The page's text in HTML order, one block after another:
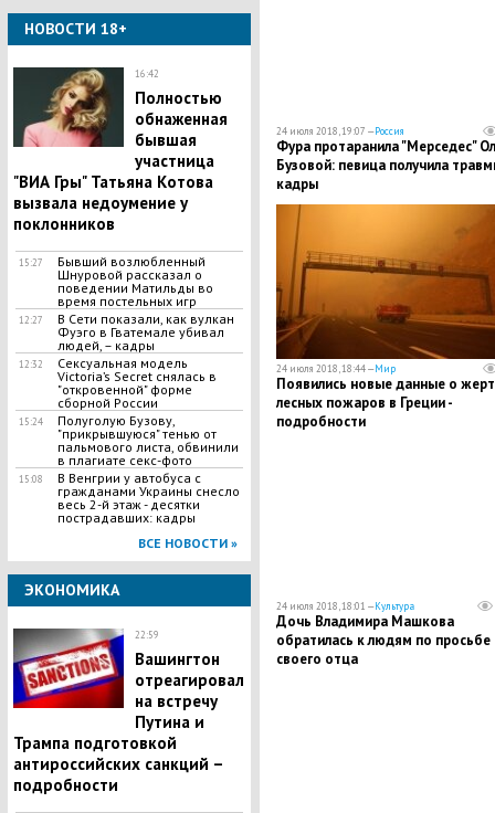
НОВОСТИ 18+
16:42
Полностью
обнаженная
бывшая
участница
"ВИА Гры" Татьяна Котова
вызвала недоумение у
поклонников
15:27
Бывший возлюбленный
Шнуровой рассказал о
поведении Матильды во
время постельных игр
12:27
В Сети показали, как вулкан
Фуэго в Гватемале убивал
людей, – кадры
12:32
Сексуальная модель
Victoria’s Secret снялась в
"откровенной" форме
сборной России
15:24
Полуголую Бузову,
"прикрывшуюся" тенью от
пальмового листа, обвинили
в плагиате секс-фото
15:08
В Венгрии у автобуса с
гражданами Украины снесло
весь 2-й этаж - десятки
пострадавших: кадры
ВСЕ НОВОСТИ »
ЭКОНОМИКА
22:59
Вашингтон
отреагировал
на встречу
Путина и
Трампа подготовкой
антироссийских санкций –
подробности
24 июля 2018, 19:07 —Россия
​Фура протаранила "Мерседес"
Бузовой: певица получила
кадры
24 июля 2018, 18:44 —Мир
Появились новые данные о
лесных пожаров в Греции -
подробности
24 июля 2018, 18:01 —Культура
​Дочь Владимира Машкова
обратилась к людям по просьбе
своего отца